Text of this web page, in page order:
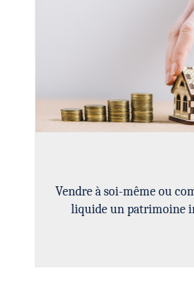
Vendre à soi-même ou
liquide un patrimoine